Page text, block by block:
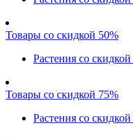
Товары со скидкой 50%
Растения со
Товары со скидкой 75%
Растения со